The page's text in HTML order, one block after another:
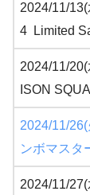
2024/11/
4 Limited
2024/11/
ISON
2024/11/
ンボマスタ
2024/11/